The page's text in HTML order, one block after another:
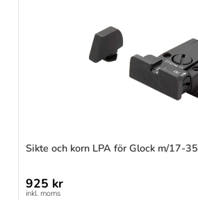
Sikte och korn LPA för Glock m/17-35
925 kr
inkl. moms